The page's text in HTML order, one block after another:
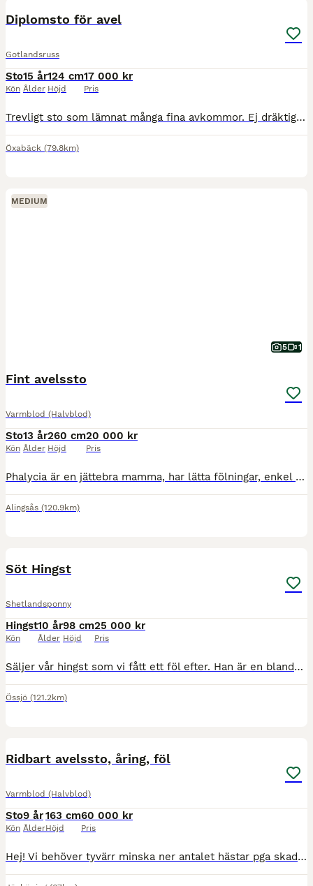
Diplomsto för avel
Gotlandsruss
Sto
Kön
15 år
Ålder
124 cm
Höjd
17 000 kr
Pris
Trevligt sto som lämnat många fina avkommor. Ej dräktig nu men trivs bäst att gå i avel. Endast seriösa köpare då hemmet är viktigast.
Öxabäck (79.8km)
MEDIUM
5 1
Fint avelssto
Varmblod (Halvblod)
Sto
Kön
13 år
Ålder
260 cm
Höjd
20 000 kr
Pris
Phalycia är en jättebra mamma, har lätta fölningar, enkel att få dräktig. Hon har fått 3 föl hos oss. Hon är triangel märkt efter trauma i nacken. Hon går på lösdrift, trivs också i box.
Alingsås (120.9km)
Söt Hingst
Shetlandsponny
Hingst
Kön
10 år
Ålder
98 cm
Höjd
25 000 kr
Pris
Säljer vår hingst som vi fått ett föl efter. Han är en blandning mellan British Spotted pony och Shetlands ponny. Han är väldigt social kommer direkt fram och vill hälsa och kela. Han är snäll att v
Össjö (121.2km)
Ridbart avelssto, åring, föl
Varmblod (Halvblod)
Sto
Kön
9 år
Ålder
163 cm
Höjd
60 000 kr
Pris
Hej! Vi behöver tyvärr minska ner antalet hästar pga skada hos ryttare. Vi har ett supertrevligt halvblodssto född 2017 som vilken dag som helst får sitt föl. Hoppar superfint och inriden och ride